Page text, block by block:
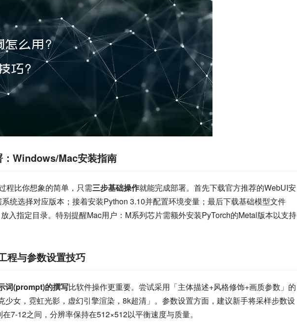
：Windows/Mac安装指南
程比你想象的简单，只需三步基础操作就能完成部署。首先下载官方推荐的WebUI安
统选择对应版本；接着安装Python 3.10并配置环境变量；最后下载基础模型文件
放入指定目录。特别提醒Mac用户：M系列芯片需额外安装PyTorch的Metal版本以支持
程与参数设置技巧
词(prompt)的撰写比软件操作更重要。尝试采用「主体描述+风格修饰+画质参数」的
少女，霓虹光影，虚幻引擎渲染，8k超清」。参数设置方面，建议新手将采样步数设
7-12之间，分辨率保持在512×512以平衡速度与质量。